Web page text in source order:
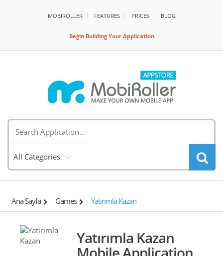
MOBIROLLER FEATURES PRİCES BLOG
Begin Building Your Application
All Categories
Ana Sayfa Games Yatırımla Kazan
Yatırımla Kazan